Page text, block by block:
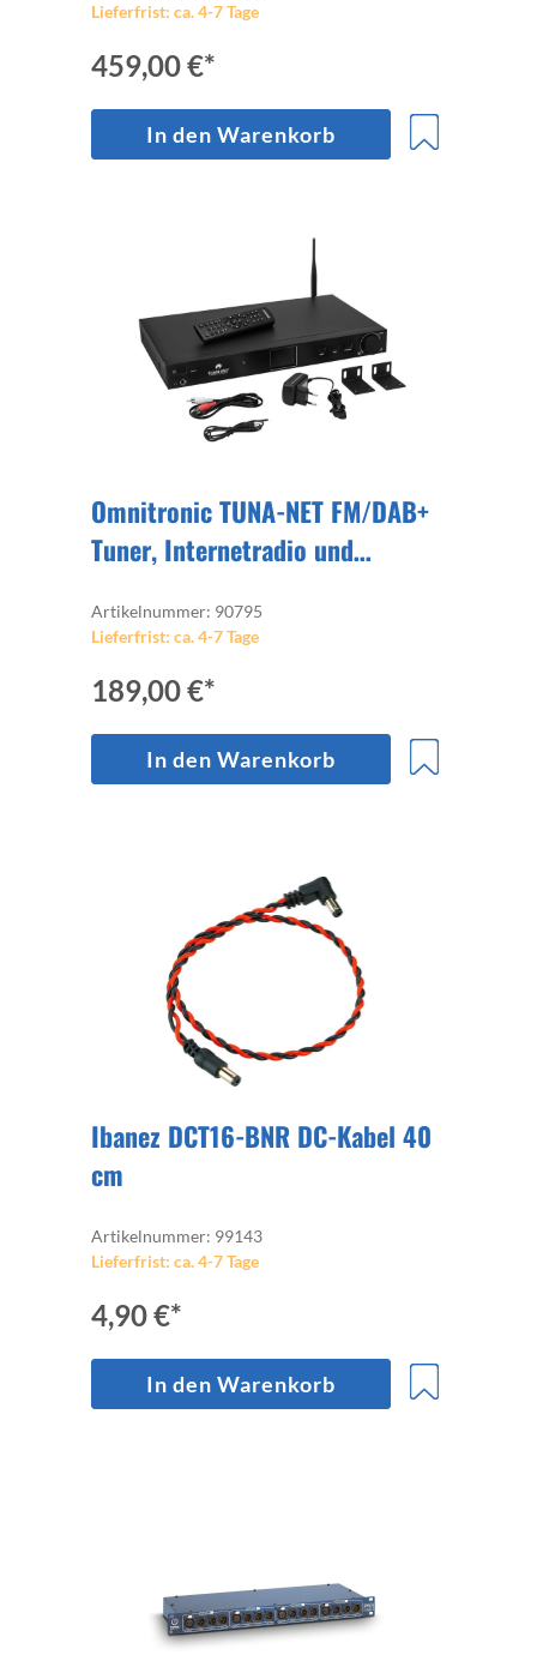
Lieferfrist: ca. 4-7 Tage
459,00 €*
In den Warenkorb
Omnitronic TUNA-NET FM/DAB+
Tuner, Internetradio und
Artikelnummer: 90795
Lieferfrist: ca. 4-7 Tage
189,00 €*
In den Warenkorb
Ibanez DCT16-BNR DC-Kabel 40
cm
Artikelnummer: 99143
Lieferfrist: ca. 4-7 Tage
4,90 €*
In den Warenkorb